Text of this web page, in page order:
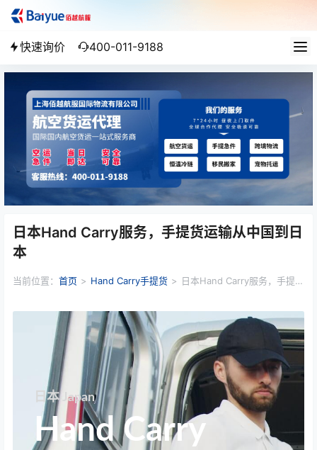
快速询价 400-011-9188
日本Hand Carry服务，手提货运输从中国到日
本
当前位置： 首页 > Hand Carry手提货 > 日本Hand Carry服务，手提货
日本 Japan
Hand Carry